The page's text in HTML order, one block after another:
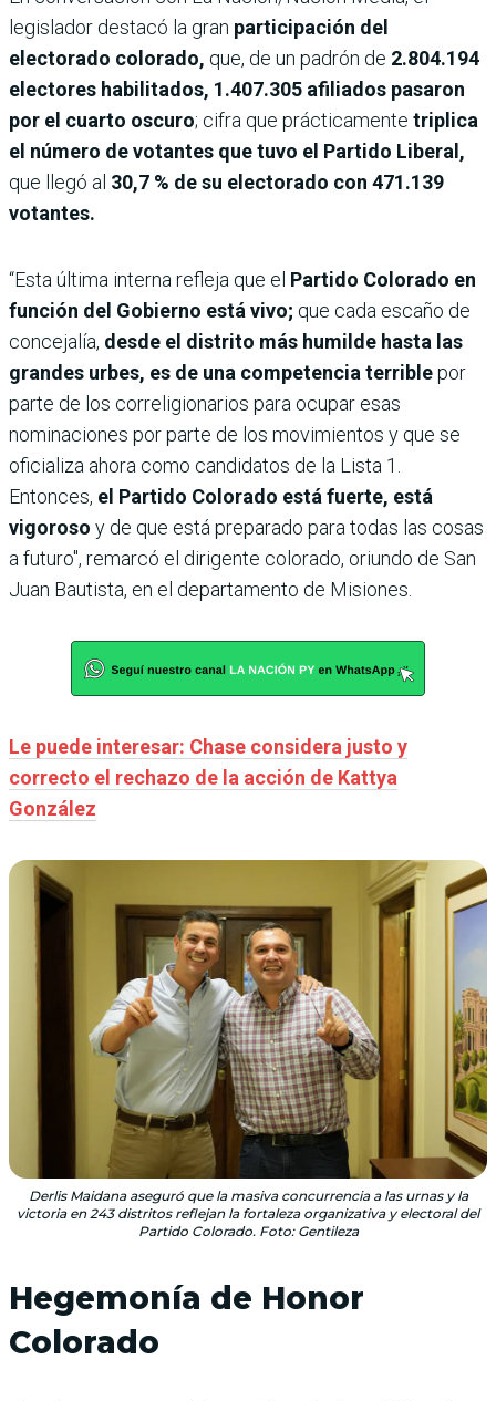
legislador destacó la gran participación del
electorado colorado, que, de un padrón de 2.804.194
electores habilitados, 1.407.305 afiliados pasaron
por el cuarto oscuro; cifra que prácticamente triplica
el número de votantes que tuvo el Partido Liberal,
que llegó al 30,7 % de su electorado con 471.139
votantes.
“Esta última interna refleja que el Partido Colorado en
función del Gobierno está vivo; que cada escaño de
concejalía, desde el distrito más humilde hasta las
grandes urbes, es de una competencia terriblepor
parte de los correligionarios para ocupar esas
nominaciones por parte de los movimientos y que se
oficializa ahora como candidatos de la Lista 1.
Entonces, el Partido Colorado está fuerte, está
vigoroso y de que está preparado para todas las cosas
a futuro", remarcó el dirigente colorado, oriundo de San
Juan Bautista, en el departamento de Misiones.
Le puede interesar: Chase considera justo y
correcto el rechazo de la acción de Kattya
González
Derlis Maidana aseguró que la masiva concurrencia a las urnas y la
victoria en 243 distritos reflejan la fortaleza organizativa y electoral del
Partido Colorado. Foto: Gentileza
Hegemonía de Honor
Colorado